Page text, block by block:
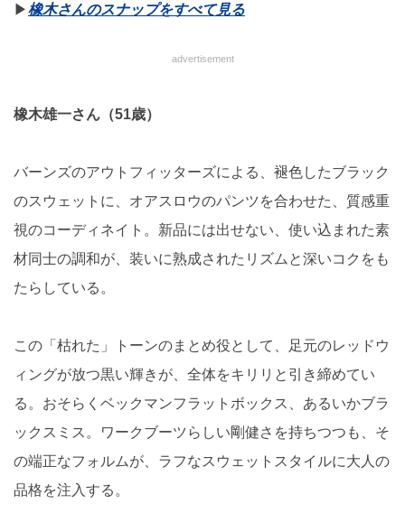
▶︎橡木さんのスナップをすべて見る
advertisement
橡木雄一さん（51歳）
バーンズのアウトフィッターズによる、褪色したブラック
のスウェットに、オアスロウのパンツを合わせた、質感重
視のコーディネイト。新品には出せない、使い込まれた素
材同士の調和が、装いに熟成されたリズムと深いコクをも
たらしている。
この「枯れた」トーンのまとめ役として、足元のレッドウ
ィングが放つ黒い輝きが、全体をキリリと引き締めてい
る。おそらくベックマンフラットボックス、あるいかブラ
ックスミス。ワークブーツらしい剛健さを持ちつつも、そ
の端正なフォルムが、ラフなスウェットスタイルに大人の
品格を注入する。